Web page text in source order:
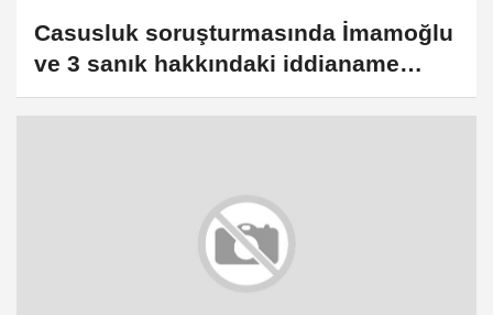
Casusluk soruşturmasında İmamoğlu
ve 3 sanık hakkındaki iddianame
kabul edildi